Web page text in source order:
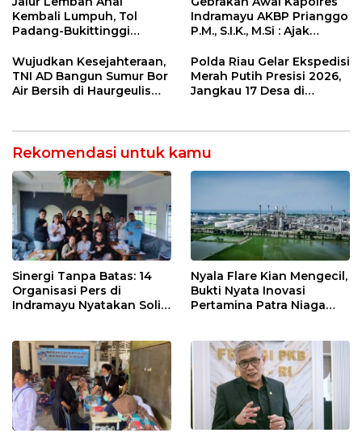
Kembali Lumpuh, Tol
Padang-Bukittinggi
Strategis
Indramayu AKBP Prianggo
P.M., S.I.K., M.Si : Ajak
dan Analisa Program Kerja
Wujudkan Kesejahteraan,
TNI AD Bangun Sumur Bor
Air Bersih di Haurgeulis
Polda Riau Gelar Ekspedisi
Merah Putih Presisi 2026,
Jangkau 17 Desa di
Rekomendasi untuk kamu
Sinergi Tanpa Batas: 14
Organisasi Pers di
Indramayu Nyatakan Solid
Nyala Flare Kian Mengecil,
Bukti Nyata Inovasi
Pertamina Patra Niaga